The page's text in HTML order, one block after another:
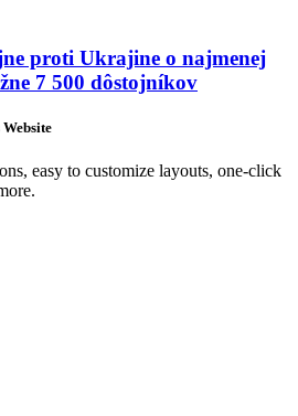
proti Ukrajine o najmenej
7 500 dôstojníkov
easy to customize layouts, one-click